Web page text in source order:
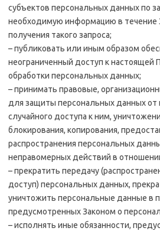
субъектов персональных данных по
необходимую информацию в течение
получения такого запроса;
– публиковать или иным образом
неограниченный доступ к настоящей
обработки персональных данных;
– принимать правовые,
для защиты персональных данных от
случайного доступа к ним,
блокирования, копирования,
распространения персональных
неправомерных действий в
– прекратить передачу
доступ) персональных данных,
уничтожить персональные данные в
предусмотренных Законом о
– исполнять иные обязанности,